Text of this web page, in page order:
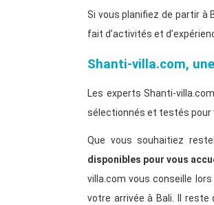
Si vous planifiez de partir à
fait d’activités et
Shanti-villa.com,
Les experts Shanti-
sélectionnés et testés pour
Que vous souhaitiez
disponibles pour vous
villa.com vous conseille
votre arrivée à Bali. Il